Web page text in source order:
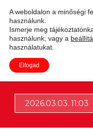
Seal 15 év
2026.03.03. 11:03
A weboldalon a minőségi
használunk.
Ismerje meg
használunk, vagy a
használatukat.
Elfogad